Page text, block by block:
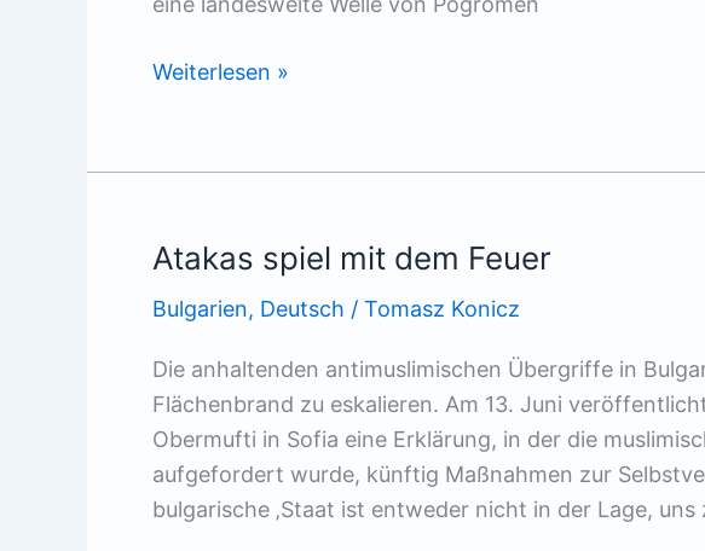
Bulgarien
Weiterlesen »
Atakas spiel mit dem Feuer
Bulgarien, Deutsch / Tomasz Konicz
Die anhaltenden antimuslimischen Übergriffe in
Flächenbrand zu eskalieren. Am 13. Juni
Obermufti in Sofia eine Erklärung, in der die
aufgefordert wurde, künftig Maßnahmen zur
bulgarische ‚Staat ist entweder nicht in der Lage,